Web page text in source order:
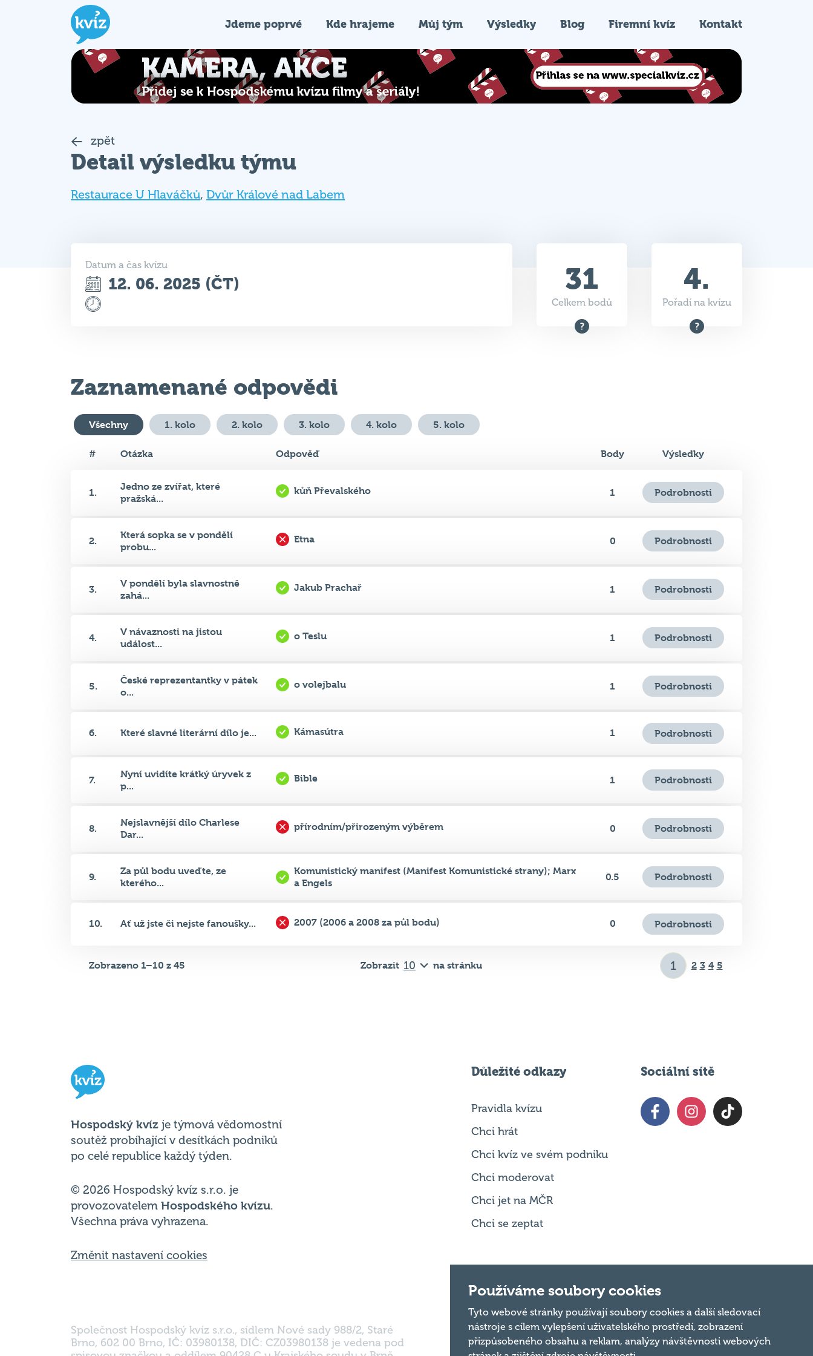
Jdeme poprvé Kde hrajeme Můj tým Výsledky Blog Firemní kvíz Kontakt
Restaurace U Hlaváčků
12. 06. 2025 (ČT) 31 4.
2. kolo 3. kolo
1.
pražská...
Podrobnosti
2.
Která sopka se v pondělí
probu...
Etna 0 Podrobnosti
3.
V pondělí byla slavnostně
zahá...
Jakub Prachař 1 Podrobnosti
4.
V návaznosti na jistou
událost...
o Teslu 1 Podrobnosti
5.
České reprezentantky v pátek
o...
o volejbalu 1 Podrobnosti
6. Které slavné literární dílo je... Kámasútra 1 Podrobnosti
7.
Nyní uvidíte krátký úryvek z
Bible 1 Podrobnosti
8.
Nejslavnější dílo Charlese
Dar...
přírodním/přirozeným výběrem 0 Podrobnosti
9.
Za půl bodu uveďte, ze
kterého...
Komunistický manifest (Manifest Komunistické strany); Marx
0.5 Podrobnosti
10. Ať už jste či nejste fanoušky... 2007 (2006 a 2008 za půl bodu) 0 Podrobnosti
Zobrazeno 1–10 z 45 Zobrazit na stránku 2 3 4 5
Hospodský kvíz
soutěž probíhající v desítkách podniků
© 2026 Hospodský kvíz s.r.o. je
provozovatelem Hospodského kvízu
Změnit nastavení cookies
Pravidla kvízu
Chci kvíz ve svém podniku
Chci moderovat
Chci jet na MČR
Chci se zeptat
Používáme soubory cookies
Tyto webové stránky používají soubory cookies a další sledovací
nástroje s cílem vylepšení uživatelského prostředí, zobrazení
přizpůsobeného obsahu a reklam, analýzy návštěvnosti webových